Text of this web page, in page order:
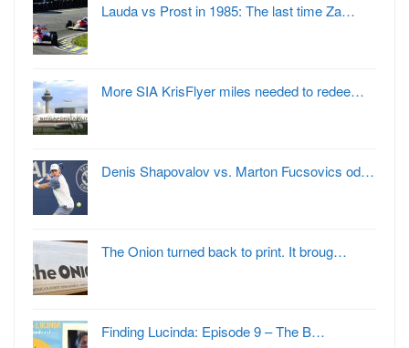
Lauda vs Prost in 1985: The last time Za…
More SIA KrisFlyer miles needed to redee…
Denis Shapovalov vs. Marton Fucsovics od…
The Onion turned back to print. It broug…
Finding Lucinda: Episode 9 – The B…